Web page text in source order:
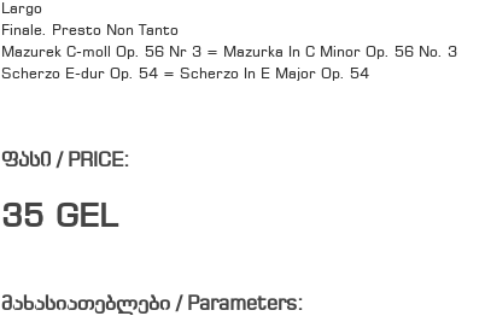
Largo
Finale. Presto Non Tanto
Mazurek C-moll Op. 56 Nr 3 = Mazurka In C Minor Op. 56 No. 3
Scherzo E-dur Op. 54 = Scherzo In E Major Op. 54
ფასი / PRICE:
35 GEL
მახასიათებლები / Parameters: